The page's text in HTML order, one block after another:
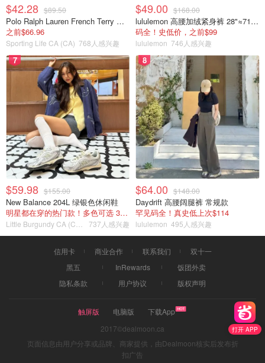
打开 APP
$42.28 $89.50
Polo Ralph Lauren French Terry 女童连帽卫衣 7-16码
之前$66.96
Sporting Life CA (CA) 768人感兴趣
$49.00 $168.00
lululemon 高腰加绒紧身裤 28"≈71cm 5个口袋
码全！史低价，之前$99
lululemon 746人感兴趣
7
$59.98 $155.00
New Balance 204L 绿银色休闲鞋
明星都在穿的热门款！多色可选 3.8折
737人感兴趣
8
$64.00 $148.00
Daydrift 高腰阔腿裤 常规款
罕见码全！真史低上次$114
lululemon 495人感兴趣
信用卡 商业合作 联系我们
双十一
黑五
InRewards
饭团外卖
隐私条款
用户协议 版权声明
触屏版 电脑版
下载App
2017©dealmoon.ca
页面信息由用户分享或品牌、商家提供，由Dealmoon核实后发布折
扣广告